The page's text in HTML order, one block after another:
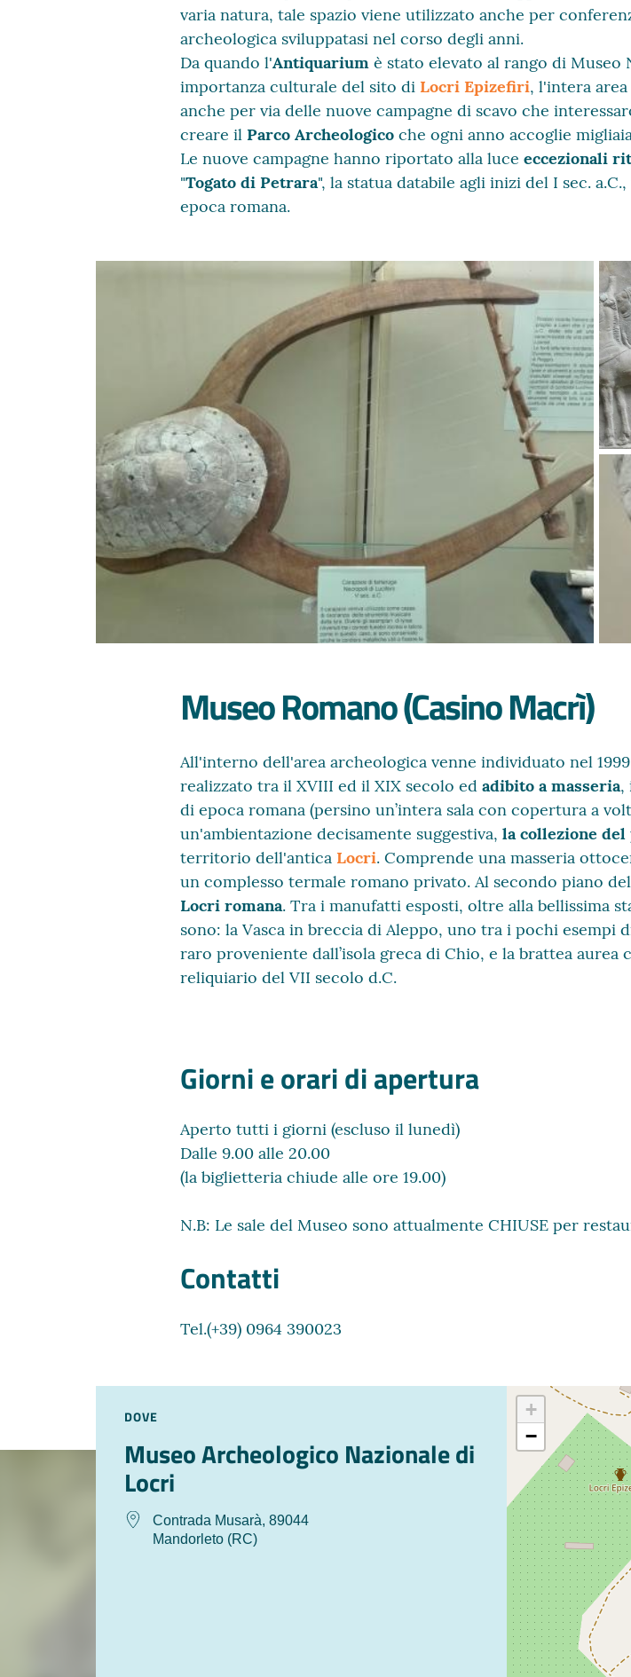
varia natura, tale spazio viene utilizzato anche per
archeologica sviluppatasi nel corso degli anni.
Da quando l'Antiquarium è stato elevato al rango di
importanza culturale del sito di Locri Epizefiri, l'intera
anche per via delle nuove campagne di scavo che
creare il Parco Archeologico che ogni anno accoglie
Le nuove campagne hanno riportato alla luce eccezionali
"Togato di Petrara", la statua databile agli inizi del I sec.
epoca romana.
Museo Romano (Casino Macrì)
All'interno dell'area archeologica venne individuato nel
realizzato tra il XVIII ed il XIX secolo ed adibito a masseria,
di epoca romana (persino un’intera sala con copertura a
un'ambientazione decisamente suggestiva, la collezione
territorio dell'antica Locri. Comprende una masseria
un complesso termale romano privato. Al secondo piano
Locri romana. Tra i manufatti esposti, oltre alla bellissima
sono: la Vasca in breccia di Aleppo, uno tra i pochi
raro proveniente dall’isola greca di Chio, e la brattea aurea
reliquiario del VII secolo d.C.
Giorni e orari di apertura
Aperto tutti i giorni (escluso il lunedì)
Dalle 9.00 alle 20.00
(la biglietteria chiude alle ore 19.00)
N.B: Le sale del Museo sono attualmente CHIUSE per
Contatti
Tel.(+39) 0964 390023
+
−
DOVE
Museo Archeologico Nazionale di
Locri
Contrada Musarà, 89044
Mandorleto (RC)